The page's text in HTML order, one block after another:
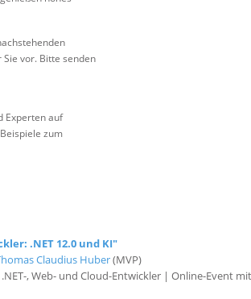
vor. Bitte senden
Experten auf
zum
.NET 12.0 und KI"
Claudius Huber(MVP)
, Web- und Cloud-Entwickler | Online-Event